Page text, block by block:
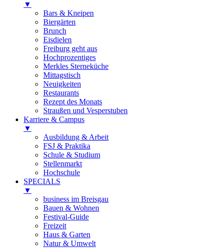
▼
Bars & Kneipen
Biergärten
Brunch
Eisdielen
Freiburg geht aus
Hochprozentiges
Merkles Sterneküche
Mittagstisch
Neuigkeiten
Restaurants
Rezept des Monats
Straußen und Vesperstuben
Karriere & Campus
▼
Ausbildung & Arbeit
FSJ & Praktika
Schule & Studium
Stellenmarkt
Hochschule
SPECIALS
▼
business im Breisgau
Bauen & Wohnen
Festival-Guide
Freizeit
Haus & Garten
Natur & Umwelt